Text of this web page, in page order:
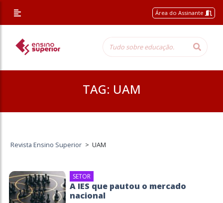
Área do Assinante
TAG: UAM
Revista Ensino Superior > UAM
SETOR
A IES que pautou o mercado
nacional